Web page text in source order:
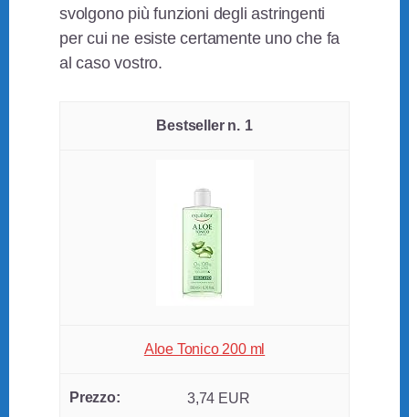
svolgono più funzioni degli astringenti
per cui ne esiste certamente uno che fa
al caso vostro.
1
Aloe Tonico 200 ml
3,74 EUR